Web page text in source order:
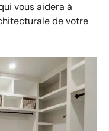
vous aidera à
de votre